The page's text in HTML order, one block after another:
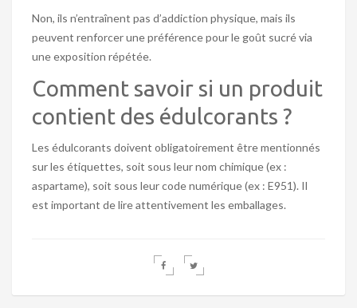
Non, ils n’entraînent pas d’addiction physique, mais ils
peuvent renforcer une préférence pour le goût sucré via
une exposition répétée.
Comment savoir si un produit
contient des édulcorants ?
Les édulcorants doivent obligatoirement être mentionnés
sur les étiquettes, soit sous leur nom chimique (ex :
aspartame), soit sous leur code numérique (ex : E951). Il
est important de lire attentivement les emballages.